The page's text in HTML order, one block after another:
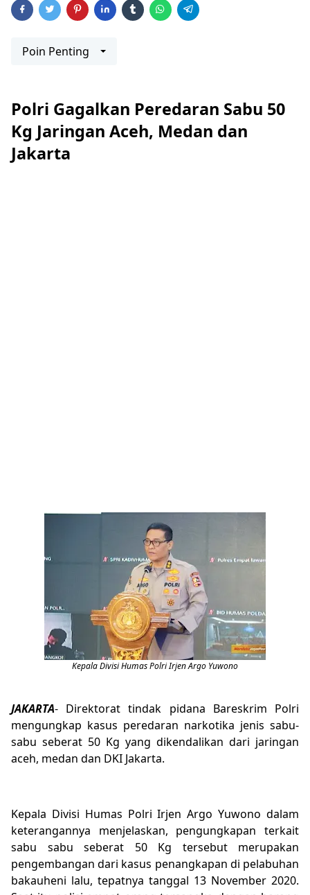
Poin Penting
Polri Gagalkan Peredaran Sabu 50
Kg Jaringan Aceh, Medan dan
Jakarta
Kepala Divisi Humas Polri Irjen Argo Yuwono
JAKARTA- Direktorat tindak pidana Bareskrim Polri
mengungkap kasus peredaran narkotika jenis sabu-
sabu seberat 50 Kg yang dikendalikan dari jaringan
aceh, medan dan DKI Jakarta.
Kepala Divisi Humas Polri Irjen Argo Yuwono dalam
keterangannya menjelaskan, pengungkapan terkait
sabu sabu seberat 50 Kg tersebut merupakan
pengembangan dari kasus penangkapan di pelabuhan
bakauheni lalu, tepatnya tanggal 13 November 2020.